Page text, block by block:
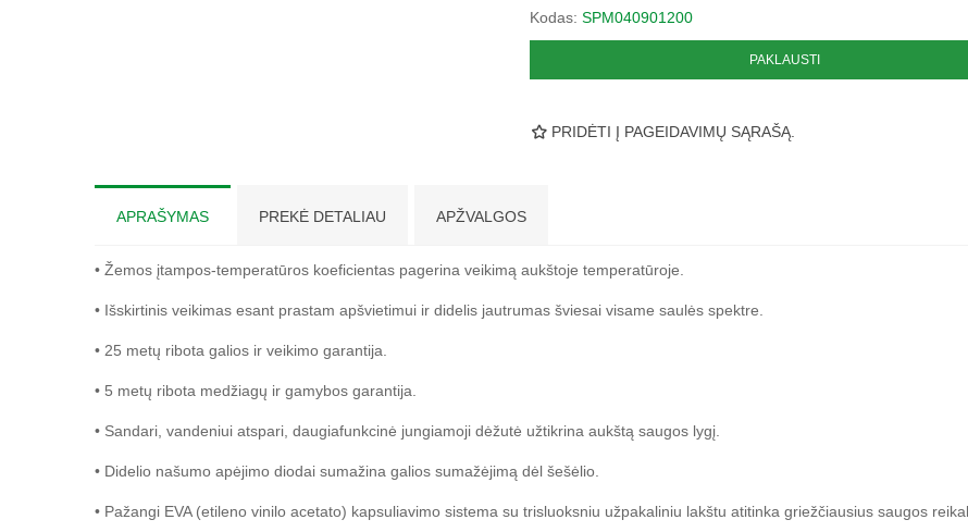
Kodas: SPM040901200
PAKLAUSTI
PRIDĖTI Į PAGEIDAVIMŲ SĄRAŠĄ.
APRAŠYMAS PREKĖ DETALIAU APŽVALGOS
• Žemos įtampos-temperatūros koeficientas pagerina veikimą aukštoje temperatūroje.
• Išskirtinis veikimas esant prastam apšvietimui ir didelis jautrumas šviesai visame saulės spektre.
• 25 metų ribota galios ir veikimo garantija.
• 5 metų ribota medžiagų ir gamybos garantija.
• Sandari, vandeniui atspari, daugiafunkcinė jungiamoji dėžutė užtikrina aukštą saugos lygį.
• Didelio našumo apėjimo diodai sumažina galios sumažėjimą dėl šešėlio.
• Pažangi EVA (etileno vinilo acetato) kapsuliavimo sistema su trisluoksniu užpakaliniu lakštu atitinka griežčiausius saugos